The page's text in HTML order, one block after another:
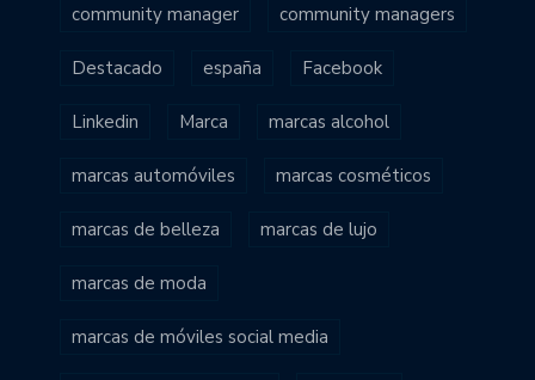
community manager community managers
Destacado españa Facebook
Linkedin Marca marcas alcohol
marcas automóviles marcas cosméticos
marcas de belleza marcas de lujo
marcas de moda
marcas de móviles social media